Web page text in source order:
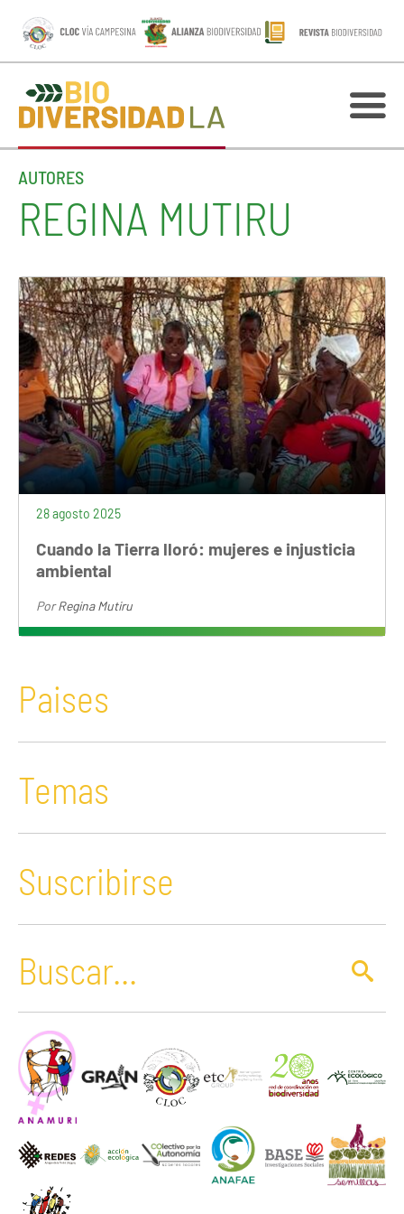
AUTORES
REGINA MUTIRU
28 agosto 2025
Cuando la Tierra lloró: mujeres e injusticia
ambiental
PorRegina Mutiru
Paises
Temas
Suscribirse